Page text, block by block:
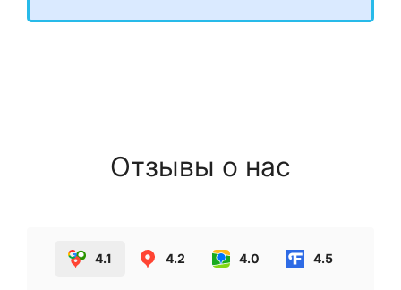
Отзывы о нас
4.1 4.2 4.0 4.5